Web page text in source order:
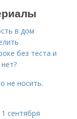
в дом
без теста и
не носить.
сентября